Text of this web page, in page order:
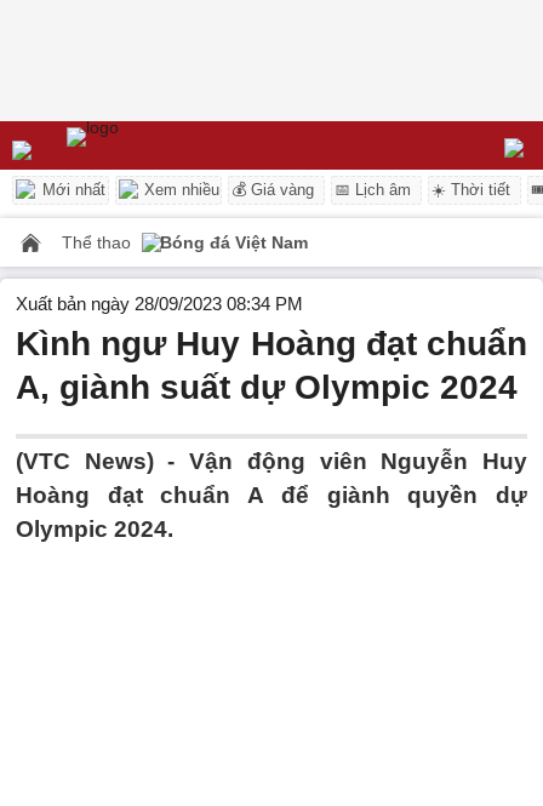
Mới nhất Xem nhiều 💰 Giá vàng 📅 Lịch âm ☀️ Thời tiết
Thể thao Bóng đá Việt Nam
Xuất bản ngày 28/09/2023 08:34 PM
Kình ngư Huy Hoàng đạt chuẩn
A, giành suất dự Olympic 2024
(VTC News) -Vận động viên Nguyễn Huy
Hoàng đạt chuẩn A để giành quyền dự
Olympic 2024.